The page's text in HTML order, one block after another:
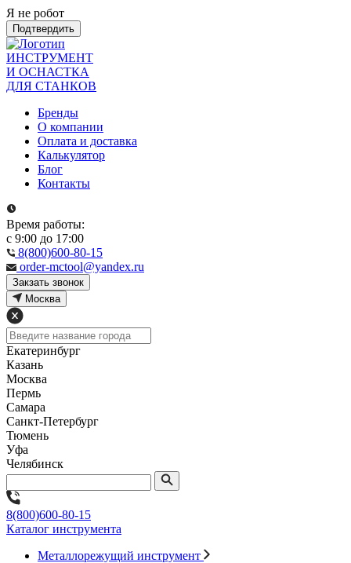
Я не робот
Подтвердить
ИНСТРУМЕНТ
И ОСНАСТКА
ДЛЯ СТАНКОВ
Бренды
О компании
Оплата и доставка
Калькулятор
Блог
Контакты
Время работы:
с 9:00 до 17:00
8(800)600-80-15
order-mctool@yandex.ru
Закзать звонок
Москва
Екатеринбург
Казань
Москва
Пермь
Самара
Санкт-Петербург
Тюмень
Уфа
Челябинск
8(800)600-80-15
Каталог инструмента
Металлорежущий инструмент